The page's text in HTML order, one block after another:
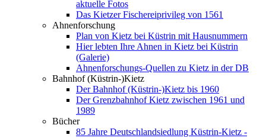
aktuelle Fotos
Das Kietzer Fischereiprivileg von 1561
Ahnenforschung
Plan von Kietz bei Küstrin mit Hausnummern
Hier lebten Ihre Ahnen in Kietz bei Küstrin
(Galerie)
Ahnenforschungs-Quellen zu Kietz in der DB
Bahnhof (Küstrin-)Kietz
Der Bahnhof (Küstrin-)Kietz bis 1960
Der Grenzbahnhof Kietz zwischen 1961 und
1989
Bücher
85 Jahre Deutschlandsiedlung Küstrin-Kietz -